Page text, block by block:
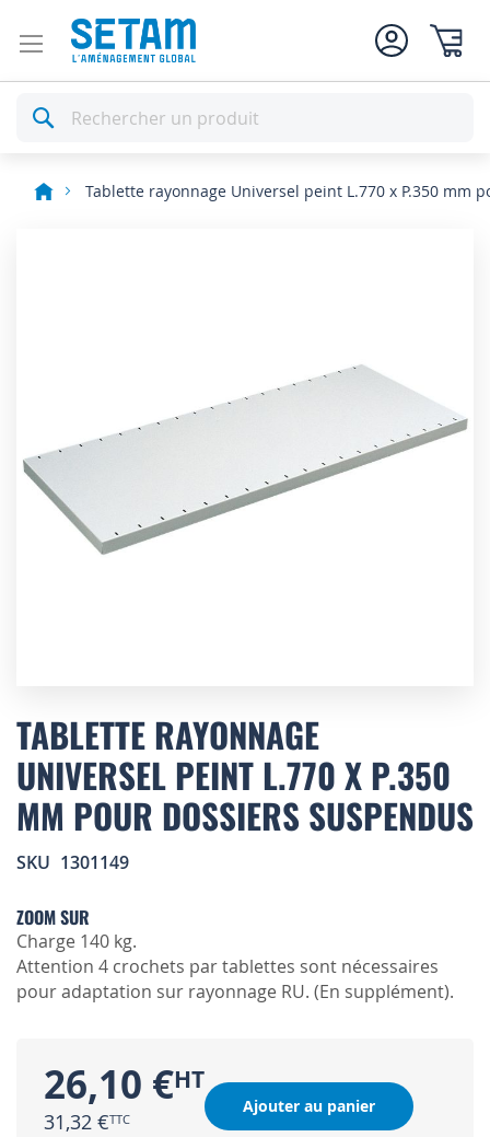
Rechercher
Tablette rayonnage Universel peint L.770 x P.350 mm
to
the
beginning
of
the
images
TABLETTE RAYONNAGE
UNIVERSEL PEINT L.770 X P.350
MM POUR DOSSIERS SUSPENDUS
SKU 1301149
ZOOM SUR
Charge 140 kg.
Attention 4 crochets par tablettes sont nécessaires
pour adaptation sur rayonnage RU. (En supplément).
26,10 €
31,32 €
Ajouter au panier